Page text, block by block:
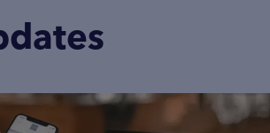
te doen, altijd op zoek naar
achter menselijk gedrag.